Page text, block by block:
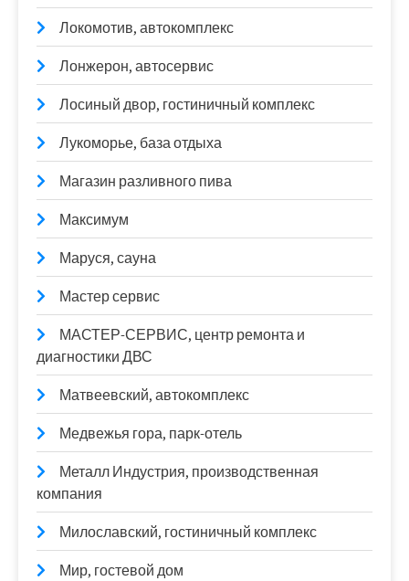
Локомотив, автокомплекс
Лонжерон, автосервис
Лосиный двор, гостиничный комплекс
Лукоморье, база отдыха
Магазин разливного пива
Максимум
Маруся, сауна
Мастер сервис
МАСТЕР-СЕРВИС, центр ремонта и
диагностики ДВС
Матвеевский, автокомплекс
Медвежья гора, парк-отель
Металл Индустрия, производственная
компания
Милославский, гостиничный комплекс
Мир, гостевой дом